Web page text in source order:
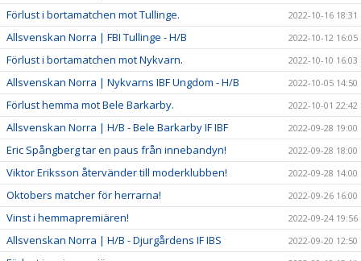
Förlust i bortamatchen mot Tullinge. 2022-10-16 18:31
Allsvenskan Norra | FBI Tullinge - H/B 2022-10-12 16:05
Förlust i bortamatchen mot Nykvarn. 2022-10-10 16:03
Allsvenskan Norra | Nykvarns IBF Ungdom - H/B 2022-10-05 14:50
Förlust hemma mot Bele Barkarby. 2022-10-01 22:42
Allsvenskan Norra | H/B - Bele Barkarby IF IBF 2022-09-28 19:00
Eric Spångberg tar en paus från innebandyn! 2022-09-28 18:00
Viktor Eriksson återvänder till moderklubben! 2022-09-28 14:00
Oktobers matcher för herrarna! 2022-09-26 16:00
Vinst i hemmapremiären! 2022-09-24 19:56
Allsvenskan Norra | H/B - Djurgårdens IF IBS 2022-09-20 12:50